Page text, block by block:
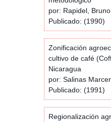
por: Rapidel, Bruno
Publicado: (1990)
Zonificación
cultivo de café
Nicaragua
por: Salinas
Publicado: (1991)
Regionalización